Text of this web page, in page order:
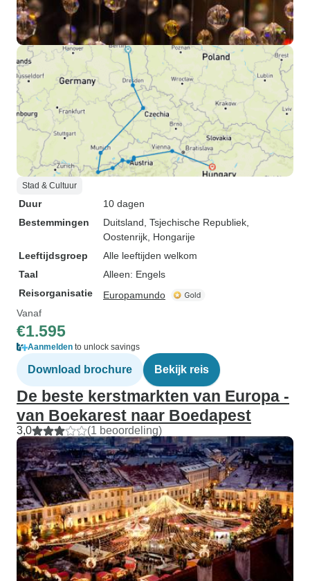
Stad & Cultuur
Duur
10 dagen
Bestemmingen
Duitsland , Tsjechische Republiek
Oostenrijk , Hongarije
Leeftijdsgroep
Alle leeftijden welkom
Taal
Alleen: Engels
Reisorganisatie
Europamundo
Vanaf
€1.595
Aanmelden to unlock savings
Download brochure Bekijk reis
De beste kerstmarkten van Europa -
van Boekarest naar Boedapest
3,0 (1 beoordeling)